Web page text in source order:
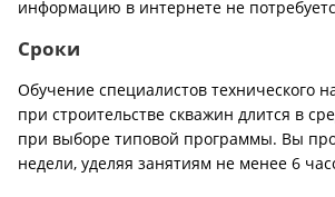
информацию в интернете не
Сроки
Обучение специалистов технического
при строительстве скважин длится в
при выборе типовой программы. Вы
недели, уделяя занятиям не менее 6